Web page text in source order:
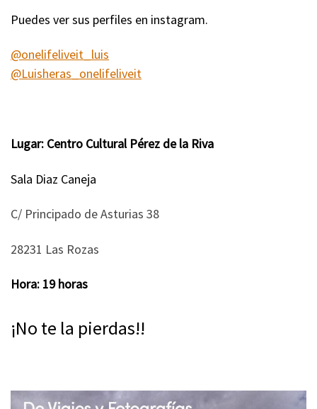
Puedes ver sus perfiles en instagram.
@onelifeliveit_luis
@Luisheras_onelifeliveit
Lugar: Centro Cultural Pérez de la Riva
Sala Diaz Caneja
C/ Principado de Asturias 38
28231 Las Rozas
Hora: 19 horas
¡No te la pierdas!!